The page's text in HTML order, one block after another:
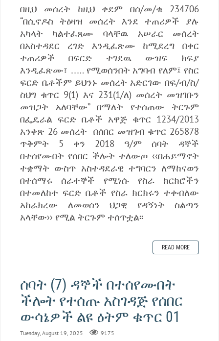
በዚህ መሰረት ከዚህ ቀደም በሰ/መ/ቁ 234706
“በሲኖዶስ ትዕዛዝ መሰረት እንደ ተጠሪዎች ያሉ
አካላት ካልተፈጸሙ ባላቸዉ አሠራር መሰረት
በአስተዳደር ረገድ እንዲፈጽሙ ከሚደረግ በቀር
ተጠሪዎች በፍርድ ተገደዉ ውዝፍ ክፍያ
እንዲፈጽሙ፣ ….. የሚወሰንበት አግባብ የለም፤ የስር
ፍርድ ቤቶችም ይህንኑ መሰረት አድርገው በፍ/ብ/ስ/
ስህግ ቁጥር 9(1) እና 231(1/ለ) መሰረት መዝገቡን
መዝጋት አለባቸው” በማለት የተሰጠው ትርጉም
በፌዴራል ፍርድ ቤቶች አዋጅ ቁጥር 1234/2013
አንቀጽ 26 መሰረት በሰበር መዝገብ ቁጥር 265878
ጥቅምት 5 ቀን 2018 ዓ/ም ሰባት ዳኞች
በተሰየሙበት የሰበር ችሎት ተለውጦ ‹‹በሐይማኖት
ተቋማት ውስጥ አስተዳደራዊ ተግባርን ለማከናወን
በተሰማሩ ሰራተኞች የሚነሱ የስራ ክርክሮችን
በተመለከተ ፍርድ ቤቶች የስራ ክርክሩን ተቀብለው
አከራክረው ለመወሰን ህጋዊ የዳኝነት ስልጣን
አላቸው›› የሚል ትርጉም ተሰጥቷል፡፡
READ MORE
ሰባት (7) ዳኞች በተሰየሙበት
ችሎት የተሰጡ አስገዳጅ የሰበር
ውሳኔዎች ልዩ ዕትም ቁጥር 01
Tuesday, August 19, 2025 9175